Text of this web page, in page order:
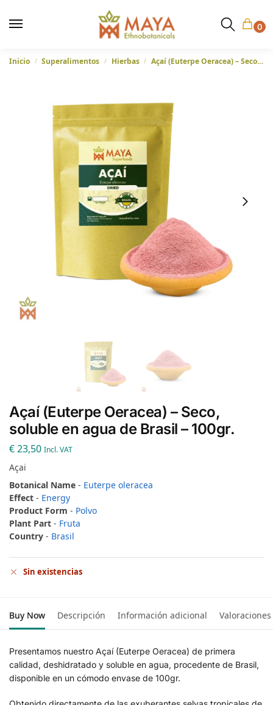
0
Inicio / Superalimentos / Hierbas / Açaí (Euterpe Oeracea) – Seco, soluble en agua de Brasil – 100gr.
Açaí (Euterpe Oeracea) – Seco,
soluble en agua de Brasil – 100gr.
€23,50 Incl. VAT
Açai
Botanical Name - Euterpe oleracea
Effect - Energy
Product Form - Polvo
Plant Part - Fruta
Country - Brasil
Sin existencias
Buy Now Descripción Información adicional Valoraciones
Presentamos nuestro Açaí (Euterpe Oeracea) de primera
calidad, deshidratado y soluble en agua, procedente de Brasil,
disponible en un cómodo envase de 100gr.